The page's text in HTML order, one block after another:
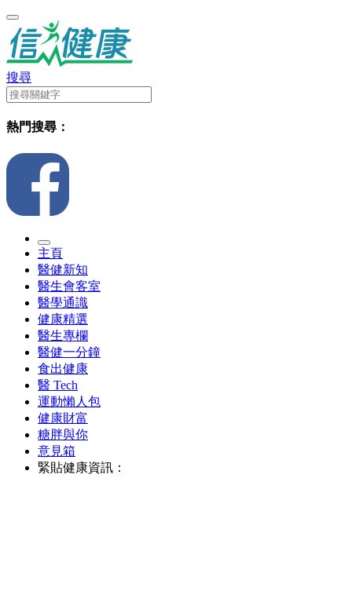
搜尋
熱門搜尋：
主頁
醫健新知
醫生會客室
醫學通識
健康精選
醫生專欄
醫健一分鐘
食出健康
醫 Tech
運動懶人包
健康財富
糖胖與你
意見箱
緊貼健康資訊：